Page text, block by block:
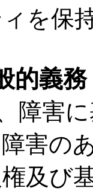
を保
的義務
障害
害の
及び